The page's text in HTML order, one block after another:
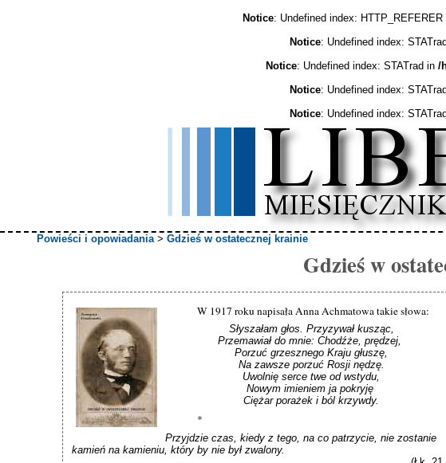
Notice: Undefined index: HTTP_REFERER
Notice: Undefined index:
Notice: Undefined index: STATrad in /
Notice: Undefined index:
Notice: Undefined index:
Powieści i opowiadania> Gdzieś w ostatecznej krainie
Gdzieś w
W 1917 roku napisała Anna Achmatowa takie słowa:
Słyszałam głos. Przyzywał kusząc,
Przemawiał do mnie: Chodźże, prędzej,
Porzuć grzesznego Kraju głuszę,
Na zawsze porzuć Rosji nędzę.
Uwolnię serce twe od wstydu,
Nowym imieniem ja pokryję
Ciężar porażek i ból krzywdy.
*
Przyjdzie czas, kiedy z tego, na co patrzycie, nie zostanie
kamień na kamieniu, który by nie był zwalony.